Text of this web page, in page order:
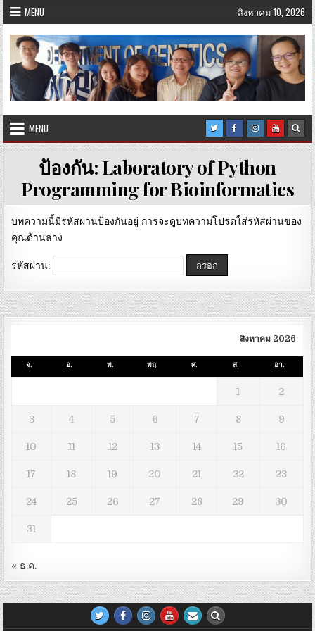
Skip
to
content
MENU สิงหาคม 10, 2026
MENU
ป้องกัน: Laboratory of Python
Programming for Bioinformatics
บทความนี้มีรหัสผ่านป้องกันอยู่ การจะดูบทความโปรดใส่รหัสผ่านของ
คุณด้านล่าง
รหัสผ่าน:
สิงหาคม 2026
จ. อ. พ. พฤ. ศ. ส. อา.
1 2
3 4 5 6 7 8 9
10 11 12 13 14 15 16
17 18 19 20 21 22 23
24 25 26 27 28 29 30
31
« ธ.ค.